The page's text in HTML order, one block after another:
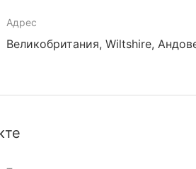
Адрес
Великобритания, Wiltshire,